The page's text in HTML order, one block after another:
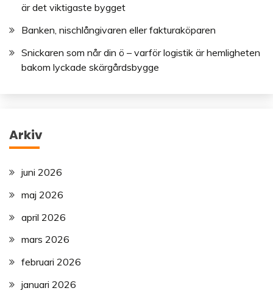
är det viktigaste bygget
Banken, nischlångivaren eller fakturaköparen
Snickaren som når din ö – varför logistik är hemligheten
bakom lyckade skärgårdsbygge
Arkiv
juni 2026
maj 2026
april 2026
mars 2026
februari 2026
januari 2026